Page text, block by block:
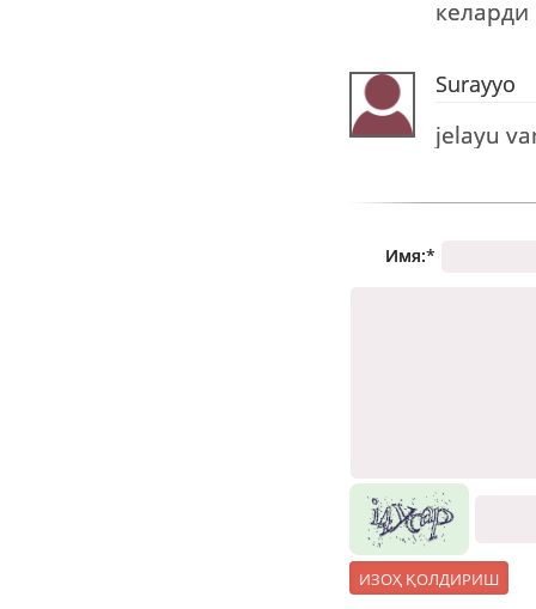
келарди
Surayyo
jelayu
Имя:*